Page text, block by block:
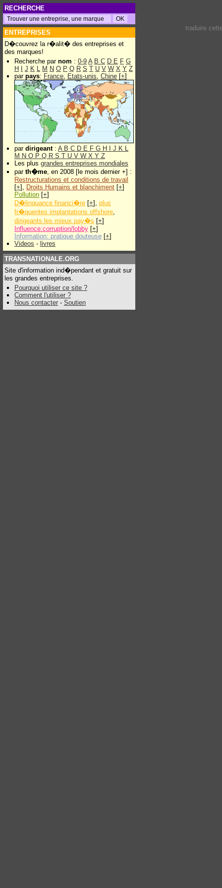
RECHERCHE
ENTREPRISES
D�couvrez la r�alit� des entreprises et
des marques!
Recherche par nom : 0-9 A B C D E F G
H
J K L M N O P Q R S T U V W X Y Z
par pays: France, Etats-unis, Chine [+]
par dirigeant: A B C D E F G H J K L
M N O P Q R S T U V W X Y Z
Les plus grandes entreprises mondiales
par th�me, en 2008 [le mois dernier +] :
Restructurations et conditions de travail
[+], Droits Humains et blanchiment [+]
Pollution [+]
D�linquance financi�re [+], plus
fr�quentes implantations offshore,
dirigeants les mieux pay�s [+]
Influence:corruption/lobby [+]
Information: pratique douteuse [+]
Videos - livres
TRANSNATIONALE.ORG
Site d'information ind�pendant et gratuit sur
les grandes entreprises.
Pourquoi utiliser ce site ?
Comment l'utiliser ?
Nous contacter - Soutien
traduire